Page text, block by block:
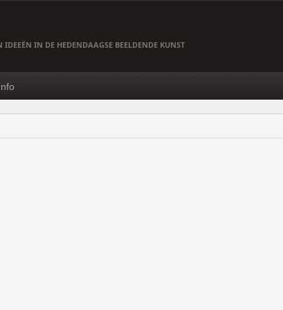
IN DE HEDENDAAGSE BEELDENDE KUNST